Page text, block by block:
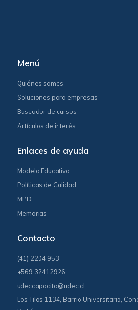
Menú
Quiénes somos
Soluciones para empresas
Buscador de cursos
Artículos de interés
Enlaces de ayuda
Modelo Educativo
Políticas de Calidad
MPD
Memorias
Contacto
(41) 2204 953
+569 32412926
udeccapacita@udec.cl
Los Tilos 1134, Barrio Universitario,